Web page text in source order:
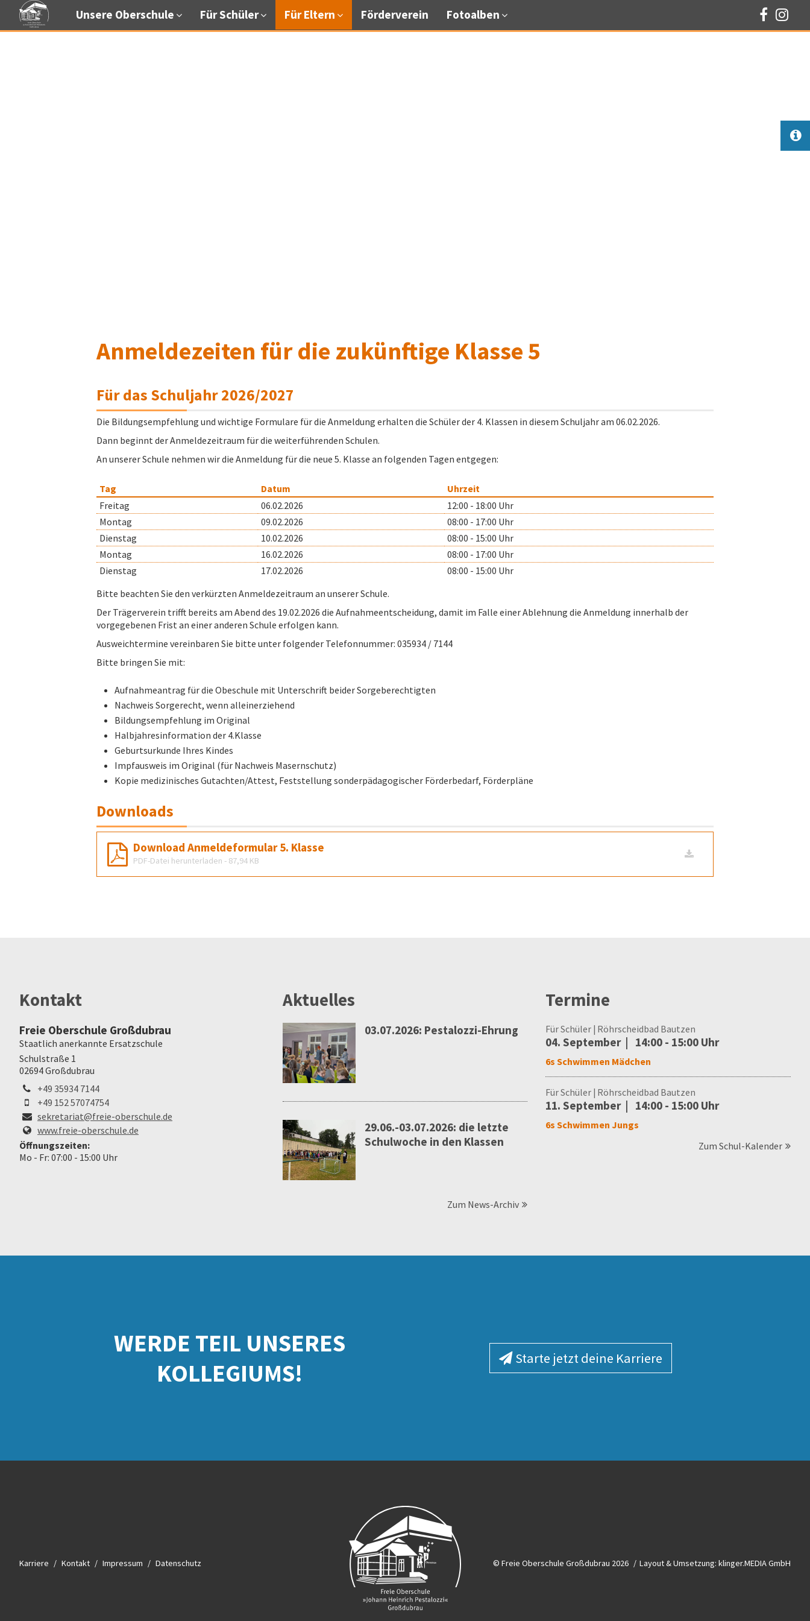
Unsere Oberschule Für Schüler Für Eltern Förderverein Fotoalben
Anmeldezeiten für die zukünftige Klasse 5
Für das Schuljahr 2026/2027
Die Bildungsempfehlung und wichtige Formulare für die Anmeldung erhalten die Schüler der 4. Klassen in diesem Schuljahr am 06.02.2026.
Dann beginnt der Anmeldezeitraum für die weiterführenden Schulen.
An unserer Schule nehmen wir die Anmeldung für die neue 5. Klasse an folgenden Tagen entgegen:
Tag Datum
Uhrzeit
Freitag
06.02.2026
12:00 - 18:00 Uhr
Montag
09.02.2026
08:00 - 17:00 Uhr
Dienstag
10.02.2026
08:00 - 15:00 Uhr
Montag
16.02.2026
08:00 - 17:00 Uhr
Dienstag
17.02.2026
08:00 - 15:00 Uhr
Bitte beachten Sie den verkürzten Anmeldezeitraum an unserer Schule.
Der Trägerverein trifft bereits am Abend des 19.02.2026 die Aufnahmeentscheidung, damit im Falle einer Ablehnung die Anmeldung innerhalb der
vorgegebenen Frist an einer anderen Schule erfolgen kann.
Ausweichtermine vereinbaren Sie bitte unter folgender Telefonnummer: 035934 / 7144
Bitte bringen Sie mit:
Aufnahmeantrag für die Obeschule mit Unterschrift beider Sorgeberechtigten
Nachweis Sorgerecht, wenn alleinerziehend
Bildungsempfehlung im Original
Halbjahresinformation der 4.Klasse
Geburtsurkunde Ihres Kindes
Impfausweis im Original (für Nachweis Masernschutz)
Kopie medizinisches Gutachten/Attest, Feststellung sonderpädagogischer Förderbedarf, Förderpläne
Downloads
Download Anmeldeformular 5. Klasse
PDF-Datei herunterladen - 87,94 KB
Kontakt
Freie Oberschule Großdubrau
Staatlich anerkannte Ersatzschule
Schulstraße 1
02694Großdubrau
+49 35934 7144
+49 152 57074754
sekretariat@freie-oberschule.de
www.freie-oberschule.de
Öffnungszeiten:
Mo - Fr: 07:00 - 15:00 Uhr
Aktuelles
03.07.2026: Pestalozzi-Ehrung
29.06.-03.07.2026: die letzte
Schulwoche in den Klassen
Zum News-Archiv
Termine
Für Schüler Röhrscheidbad Bautzen
04. September 14:00 - 15:00 Uhr
6s Schwimmen Mädchen
Für Schüler Röhrscheidbad Bautzen
11. September 14:00 - 15:00 Uhr
6s Schwimmen Jungs
Zum Schul-Kalender
WERDE TEIL UNSERES
KOLLEGIUMS!
Starte jetzt deine Karriere
Karriere Kontakt Impressum Datenschutz © Freie Oberschule Großdubrau 2026 Layout & Umsetzung: klinger.MEDIA GmbH